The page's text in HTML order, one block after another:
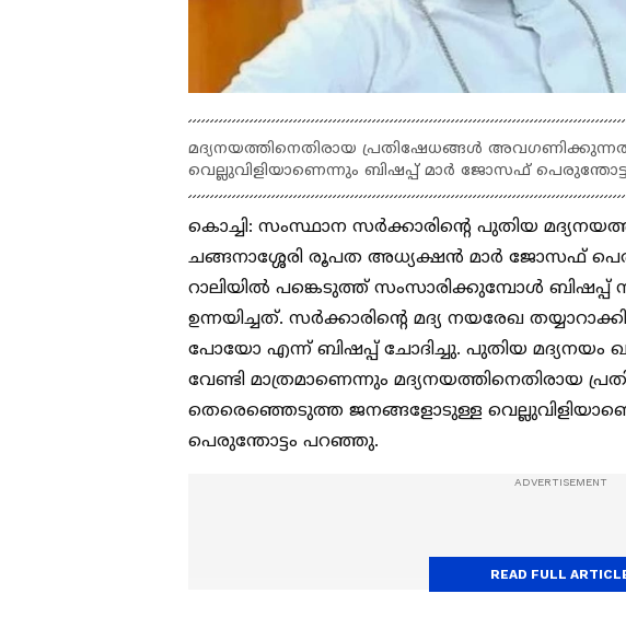
മദ്യനയത്തിനെതിരായ പ്രതിഷേധങ്ങൾ
വെല്ലുവിളിയാണെന്നും ബിഷപ്പ് മാർ ജോസഫ്
കൊച്ചി: സംസ്ഥാന സർക്കാരിൻ്റെ പുതിയ
ചങ്ങനാശ്ശേരി രൂപത അധ്യക്ഷൻ മാർ ജോസഫ്
റാലിയിൽ പങ്കെടുത്ത് സംസാരിക്കുമ്പോൾ ബിഷപ്പ്
ഉന്നയിച്ചത്. സർക്കാരിന്റെ മദ്യ നയരേഖ
പോയോ എന്ന് ബിഷപ്പ് ചോദിച്ചു. പുതിയ മദ്യനയം
വേണ്ടി മാത്രമാണെന്നും മദ്യനയത്തിനെതിരായ
തെരെഞ്ഞെടുത്ത ജനങ്ങളോടുള്ള
പെരുന്തോട്ടം പറഞ്ഞു.
READ FULL